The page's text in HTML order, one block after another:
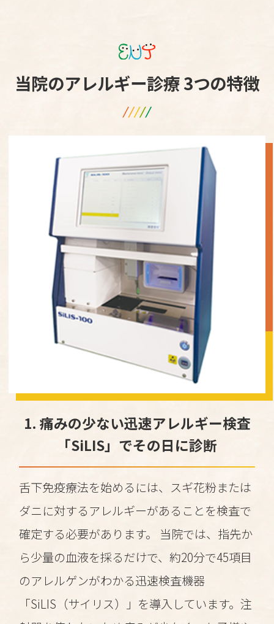
当院のアレルギー診療 3つの特徴
1. 痛みの少ない迅速アレルギー検査
「SiLIS」でその日に診断
舌下免疫療法を始めるには、スギ花粉または
ダニに対するアレルギーがあることを検査で
確定する必要があります。 当院では、指先か
ら少量の血液を採るだけで、約20分で45項目
のアレルゲンがわかる迅速検査機器
「SiLIS（サイリス）」を導入しています。注